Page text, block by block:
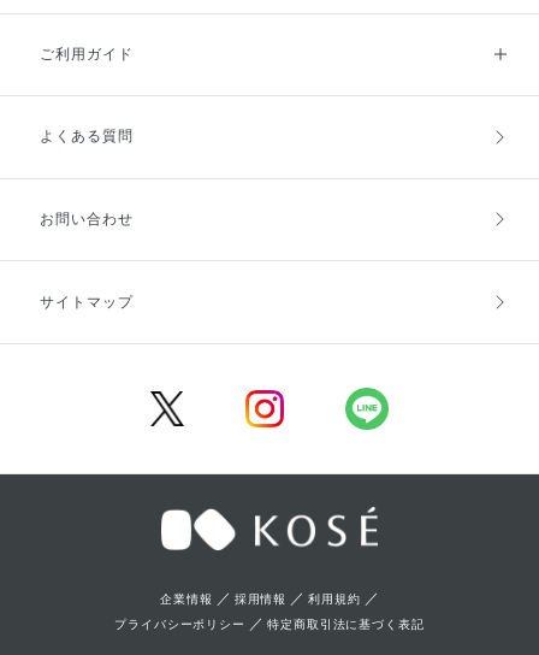
ご利用ガイド
ご利用ガイドトップ
お支払方法
キャンセル・返品・交換
よくある質問
お問い合わせ
サイトマップ
企業情報 ／ 採用情報 ／利用規約 ／
プライバシーポリシー ／特定商取引法に基づく表記